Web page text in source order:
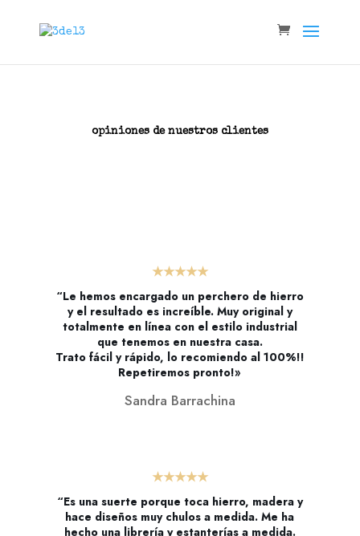
opiniones de nuestros clientes
★★★★★
“Le hemos encargado un perchero de hierro
y el resultado es increíble. Muy original y
totalmente en línea con el estilo industrial
que tenemos en nuestra casa.
Trato fácil y rápido, lo recomiendo al 100%!!
Repetiremos pronto!»
Sandra Barrachina
★★★★★
“Es una suerte porque toca hierro, madera y
hace diseños muy chulos a medida. Me ha
hecho una librería y estanterías a medida.